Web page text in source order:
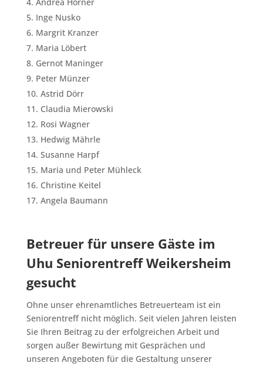
Inge Nusko
Margrit Kranzer
Maria Löbert
Gernot Maninger
Peter Münzer
Astrid Dörr
Claudia Mierowski
Rosi Wagner
Hedwig Mährle
Susanne Harpf
Maria und Peter Mühleck
Christine Keitel
Angela Baumann
Betreuer für unsere Gäste im
Uhu Seniorentreff Weikersheim
gesucht
Ohne unser ehrenamtliches Betreuerteam ist ein
Seniorentreff nicht möglich. Seit vielen Jahren leisten
Sie Ihren Beitrag zu der erfolgreichen Arbeit und
sorgen außer Bewirtung mit Gesprächen und
unseren Angeboten für die Gestaltung unserer